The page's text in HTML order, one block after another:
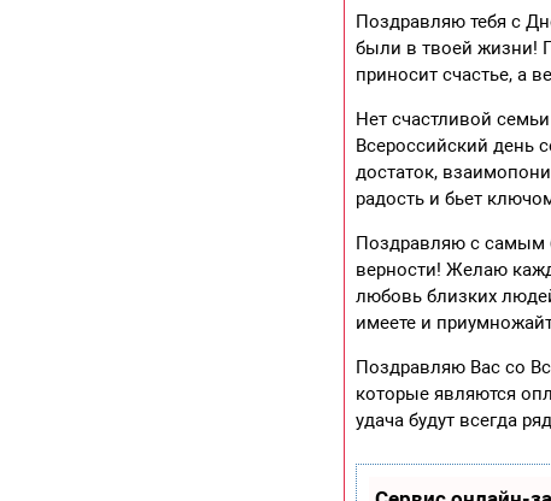
Поздравляю тебя с
были в твоей жизни!
приносит счастье, а
Нет счастливой
Всероссийский день
достаток,
радость и бьет
Поздравляю с самым
верности! Желаю
любовь близких
имеете и
Поздравляю Вас со
которые являются
удача будут всегда